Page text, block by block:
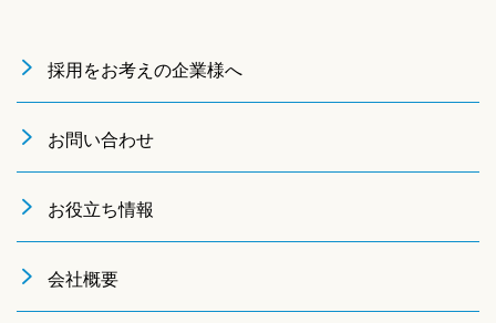
採用をお考えの企業様へ
お問い合わせ
お役立ち情報
会社概要